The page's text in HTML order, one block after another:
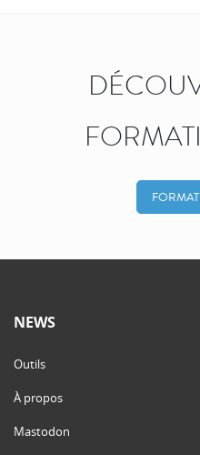
NEWS
Outils
À propos
Mastodon